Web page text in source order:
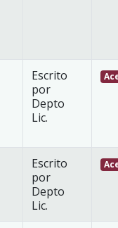
Escrito
por
Depto
Lic.
Escrito
por
Depto
Lic.